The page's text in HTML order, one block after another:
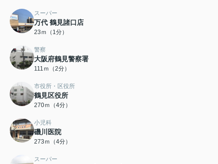
スーパー
万代 鶴見諸口店
23ｍ（1分）
警察
大阪府鶴見警察署
111ｍ（2分）
市役所・区役所
鶴見区役所
270ｍ（4分）
小児科
磯川医院
273ｍ（4分）
スーパー